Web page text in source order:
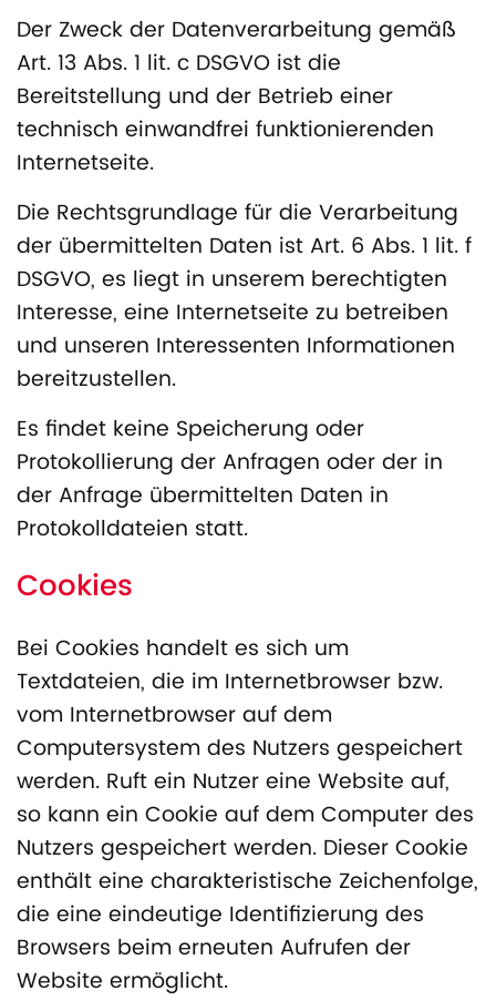
Der Zweck der Datenverarbeitung gemäß
Art. 13 Abs. 1 lit. c DSGVO ist die
Bereitstellung und der Betrieb einer
technisch einwandfrei funktionierenden
Internetseite.
Die Rechtsgrundlage für die Verarbeitung
der übermittelten Daten ist Art. 6 Abs. 1 lit. f
DSGVO, es liegt in unserem berechtigten
Interesse, eine Internetseite zu betreiben
und unseren Interessenten Informationen
bereitzustellen.
Es findet keine Speicherung oder
Protokollierung der Anfragen oder der in
der Anfrage übermittelten Daten in
Protokolldateien statt.
Cookies
Bei Cookies handelt es sich um
Textdateien, die im Internetbrowser bzw.
vom Internetbrowser auf dem
Computersystem des Nutzers gespeichert
werden. Ruft ein Nutzer eine Website auf,
so kann ein Cookie auf dem Computer des
Nutzers gespeichert werden. Dieser Cookie
enthält eine charakteristische Zeichenfolge,
die eine eindeutige Identifizierung des
Browsers beim erneuten Aufrufen der
Website ermöglicht.